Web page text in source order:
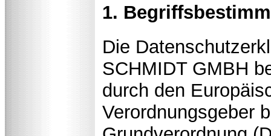
1.
Die
SCHMIDT GMBH
durch den
Verordnungsgeber